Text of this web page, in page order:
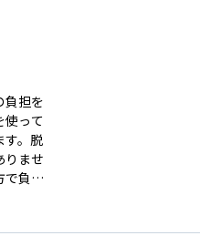
負担を
使って
す。脱
りませ
で負担
ような